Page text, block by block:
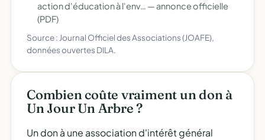
action d'éducation à l'env… — annonce officielle
(PDF)
Source : Journal Officiel des Associations (JOAFE),
données ouvertes DILA.
Combien coûte vraiment un don à
Un Jour Un Arbre ?
Un don à une association d'intérêt général